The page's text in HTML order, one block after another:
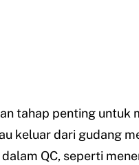
tahap penting untuk
keluar dari gudang
QC, seperti